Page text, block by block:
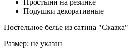
Простыни на резинке
Подушки декоративные
Постельное белье из сатина "Сказка"
Размер: не указан